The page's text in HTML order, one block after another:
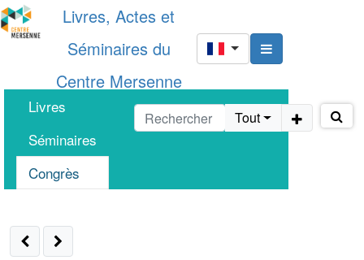
Livres, Actes et
Séminaires du
Centre Mersenne
Livres
Séminaires
Congrès
Tout